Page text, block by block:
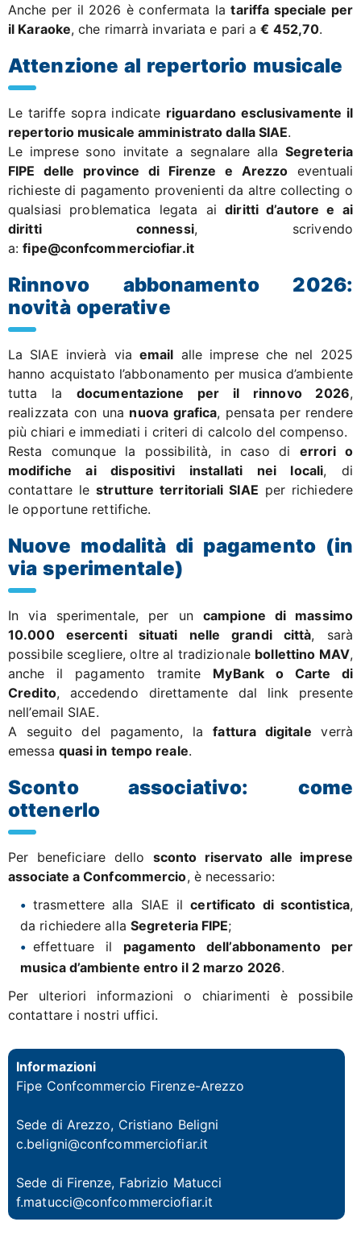
Anche per il 2026 è confermata latariffa speciale per
il Karaoke, che rimarrà invariata e pari a€ 452,70.
Attenzione al repertorio musicale
Le tariffe sopra indicate riguardano esclusivamente il
repertorio musicale amministrato dalla SIAE.
Le imprese sono invitate a segnalare alla Segreteria
FIPE delle province di Firenze e Arezzo eventuali
richieste di pagamento provenienti da altre collecting o
qualsiasi problematica legata aidiritti d’autore e ai
diritti connessi, scrivendo
a:fipe@confcommerciofiar.it
Rinnovo abbonamento 2026:
novità operative
La SIAE invierà via email alle imprese che nel 2025
hanno acquistato l’abbonamento per musica d’ambiente
tutta ladocumentazione per il rinnovo 2026,
realizzata con una nuova grafica, pensata per rendere
più chiari e immediati i criteri di calcolo del compenso.
Resta comunque la possibilità, in caso di errori o
modifiche ai dispositivi installati nei locali, di
contattare lestrutture territoriali SIAE per richiedere
le opportune rettifiche.
Nuove modalità di pagamento (in
via sperimentale)
In via sperimentale, per uncampione di massimo
10.000 esercenti situati nelle grandi città, sarà
possibile scegliere, oltre al tradizionale bollettino MAV,
anche il pagamento tramite MyBank o Carte di
Credito, accedendo direttamente dal link presente
nell’email SIAE.
A seguito del pagamento, lafattura digitale verrà
emessa quasi in tempo reale.
Sconto associativo: come
ottenerlo
Per beneficiare dello sconto riservato alle imprese
associate a Confcommercio, è necessario:
trasmettere alla SIAE ilcertificato di scontistica,
da richiedere alla Segreteria FIPE;
effettuare il pagamento dell’abbonamento per
musica d’ambiente entro il 2 marzo 2026.
Per ulteriori informazioni o chiarimenti è possibile
contattare i nostri uffici.
Informazioni
Fipe Confcommercio Firenze-Arezzo
Sede di Arezzo, Cristiano Beligni
c.beligni@confcommerciofiar.it
Sede di Firenze, Fabrizio Matucci
f.matucci@confcommerciofiar.it